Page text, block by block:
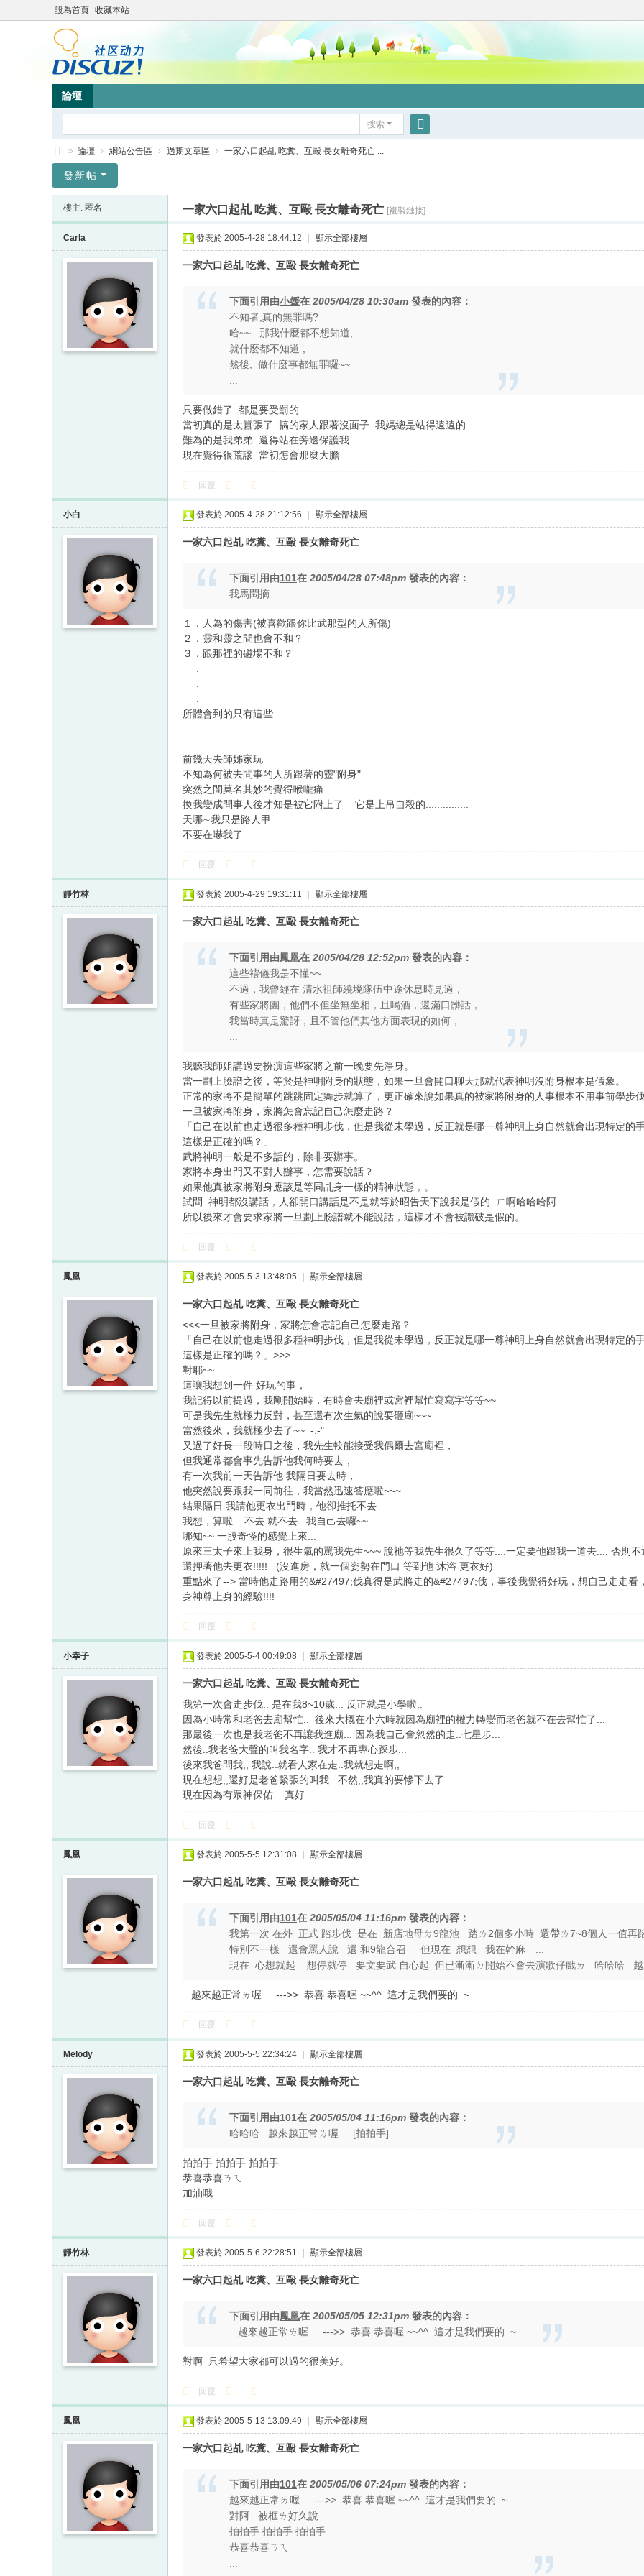
設為首頁 收藏本站
論壇
搜索
竹
» 論壇 › 網站公告區 › 過期文章區 › 一家六口起乩 吃糞、互毆 長女離奇死亡 ...
發新帖
樓主: 匿名 一家六口起乩 吃糞、互毆 長女離奇死亡 [複製鏈接]
Carla 發表於 2005-4-28 18:44:12 顯示全部樓層
一家六口起乩 吃糞、互毆 長女離奇死亡
下面引用由小媛在 2005/04/28 10:30am 發表的內容：
不知者,真的無罪嗎?
哈~~ 那我什麼都不想知道,
就什麼都不知道 ,
然後, 做什麼事都無罪囉~~
只要做錯了 都是要受罰的
當初真的是太囂張了 搞的家人跟著沒面子 我媽總是站得遠遠的
難為的是我弟弟 還得站在旁邊保護我
現在覺得很荒謬 當初怎會那麼大膽
回覆
小白 發表於 2005-4-28 21:12:56 顯示全部樓層
一家六口起乩 吃糞、互毆 長女離奇死亡
下面引用由101在 2005/04/28 07:48pm 發表的內容：
我馬悶摘
１．人為的傷害(被喜歡跟你比武那型的人所傷)
２．靈和靈之間也會不和？
３．跟那裡的磁場不和？
．
．
．
所體會到的只有這些...........
前幾天去師姊家玩
不知為何被去問事的人所跟著的靈"附身"
突然之間莫名其妙的覺得喉嚨痛
換我變成問事人後才知是被它附上了 它是上吊自殺的...............
天哪∼我只是路人甲
不要在嚇我了
回覆
靜竹林 發表於 2005-4-29 19:31:11 顯示全部樓層
一家六口起乩 吃糞、互毆 長女離奇死亡
下面引用由鳳凰在 2005/04/28 12:52pm 發表的內容：
這些禮儀我是不懂~~
不過，我曾經在 清水祖師繞境隊伍中途休息時見過，
有些家將團，他們不但坐無坐相，且喝酒，還滿口髒話，
我當時真是驚訝，且不管他們其他方面表現的如何，
我聽我師姐講過要扮演這些家將之前一晚要先淨身。
當一劃上臉譜之後，等於是神明附身的狀態，如果一旦會開口聊天那就代表神明沒附身根本是假象。
正常的家將不是簡單的跳跳固定舞步就算了，更正確來說如果真的被家將附身的人事根本不用事前學步伐
一旦被家將附身，家將怎會忘記自己怎麼走路？
「自己在以前也走過很多種神明步伐，但是我從未學過，反正就是哪一尊神明上身自然就會出現特定
這樣是正確的嗎？」
武將神明一般是不多話的，除非要辦事。
家將本身出門又不對人辦事，怎需要說話？
如果他真被家將附身應該是等同乩身一樣的精神狀態，。
試問 神明都沒講話，人卻開口講話是不是就等於昭告天下說我是假的 ㄏ啊哈哈哈阿
所以後來才會要求家將一旦劃上臉譜就不能說話，這樣才不會被識破是假的。
回覆
鳳凰 發表於 2005-5-3 13:48:05 顯示全部樓層
一家六口起乩 吃糞、互毆 長女離奇死亡
<<<一旦被家將附身，家將怎會忘記自己怎麼走路？
「自己在以前也走過很多種神明步伐，但是我從未學過，反正就是哪一尊神明上身自然就會出現特定
這樣是正確的嗎？」>>>
對耶~~
這讓我想到一件 好玩的事，
我記得以前提過，我剛開始時，有時會去廟裡或宮裡幫忙寫寫字等等~~
可是我先生就極力反對，甚至還有次生氣的說要砸廟~~~
當然後來，我就極少去了~~ -.-"
又過了好長一段時日之後，我先生較能接受我偶爾去宮廟裡，
但我通常都會事先告訴他我何時要去，
有一次我前一天告訴他 我隔日要去時，
他突然說要跟我一同前往，我當然迅速答應啦~~~
結果隔日 我請他更衣出門時，他卻推托不去...
我想，算啦....不去 就不去.. 我自己去囉~~
哪知~~ 一股奇怪的感覺上來...
原來三太子來上我身，很生氣的罵我先生~~~ 說祂等我先生很久了等等....一定要他跟我一道去.... 否則不
還押著他去更衣!!!!! (沒進房，就一個姿勢在門口 等到他 沐浴 更衣好)
重點來了--> 當時他走路用的&#27497;伐真得是武將走的&#27497;伐，事後我覺得好玩，想自己走走
身神尊上身的經驗!!!!
回覆
小幸子 發表於 2005-5-4 00:49:08 顯示全部樓層
一家六口起乩 吃糞、互毆 長女離奇死亡
我第一次會走步伐.. 是在我8~10歲... 反正就是小學啦..
因為小時常和老爸去廟幫忙.. 後來大概在小六時就因為廟裡的權力轉變而老爸就不在去幫忙了...
那最後一次也是我老爸不再讓我進廟... 因為我自己會忽然的走..七星步...
然後..我老爸大聲的叫我名字.. 我才不再專心踩步...
後來我爸問我,, 我說..就看人家在走..我就想走啊,,
現在想想,,還好是老爸緊張的叫我.. 不然,,我真的要慘下去了...
現在因為有眾神保佑... 真好..
回覆
鳳凰 發表於 2005-5-5 12:31:08 顯示全部樓層
一家六口起乩 吃糞、互毆 長女離奇死亡
下面引用由101在 2005/05/04 11:16pm 發表的內容：
我第一次 在外 正式 踏步伐 是在 新店地母ㄉ9龍池 踏ㄌ2個多小時 還帶ㄌ7~8個人一值再
特別不一樣 還會罵人說 還 和9龍合召 但現在 想想 我在幹麻 ...
現在 心想就起 想停就停 要文要武 自心起 但已漸漸ㄉ開始不會去演歌仔戲ㄌ 哈哈哈
越來越正常ㄌ喔 --->> 恭喜 恭喜喔 ~~^^ 這才是我們要的 ~
回覆
Melody 發表於 2005-5-5 22:34:24 顯示全部樓層
一家六口起乩 吃糞、互毆 長女離奇死亡
下面引用由101在 2005/05/04 11:16pm 發表的內容：
哈哈哈 越來越正常ㄌ喔 [拍拍手]
拍拍手 拍拍手 拍拍手
恭喜恭喜ㄋㄟ
加油哦
回覆
靜竹林 發表於 2005-5-6 22:28:51 顯示全部樓層
一家六口起乩 吃糞、互毆 長女離奇死亡
下面引用由鳳凰在 2005/05/05 12:31pm 發表的內容：
越來越正常ㄌ喔 --->> 恭喜 恭喜喔 ~~^^ 這才是我們要的 ~
對啊 只希望大家都可以過的很美好。
回覆
鳳凰 發表於 2005-5-13 13:09:49 顯示全部樓層
一家六口起乩 吃糞、互毆 長女離奇死亡
下面引用由101在 2005/05/06 07:24pm 發表的內容：
越來越正常ㄌ喔 --->> 恭喜 恭喜喔 ~~^^ 這才是我們要的 ~
對阿 被框ㄌ好久說 .................
拍拍手 拍拍手 拍拍手
恭喜恭喜ㄋㄟ